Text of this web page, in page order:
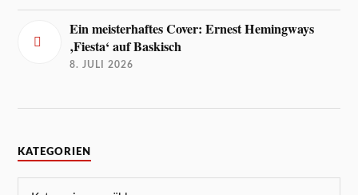
Ein meisterhaftes Cover: Ernest Hemingways
‚Fiesta‘ auf Baskisch
8. JULI 2026
KATEGORIEN